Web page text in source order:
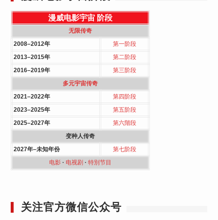
漫威电影宇宙 阶段
无限传奇
2008–2012年
第一阶段
2013–2015年
第二阶段
2016–2019年
第三阶段
多元宇宙传奇
2021–2022年
第四阶段
2023–2025年
第五阶段
2025–2027年
第六階段
变种人传奇
2027年–未知年份
第七阶段
电影· 电视剧 · 特別节目
关注官方微信公众号